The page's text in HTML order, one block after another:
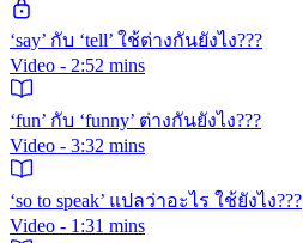
‘say’ กับ ‘tell’ ใช้ต่างกันยังไง???
Video - 2:52 mins
‘fun’ กับ ‘funny’ ต่างกันยังไง???
Video - 3:32 mins
‘so to speak’ แปลว่าอะไร ใช้ยังไง???
Video - 1:31 mins